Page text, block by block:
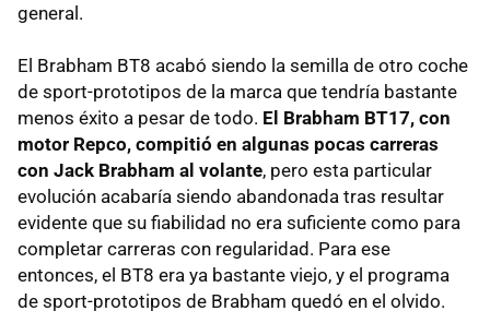
general.
El Brabham BT8 acabó siendo la semilla de otro coche
de sport-prototipos de la marca que tendría bastante
menos éxito a pesar de todo. El Brabham BT17, con
motor Repco, compitió en algunas pocas carreras
con Jack Brabham al volante, pero esta particular
evolución acabaría siendo abandonada tras resultar
evidente que su fiabilidad no era suficiente como para
completar carreras con regularidad. Para ese
entonces, el BT8 era ya bastante viejo, y el programa
de sport-prototipos de Brabham quedó en el olvido.